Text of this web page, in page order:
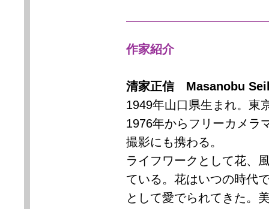
作家紹介
清家正信 Masanobu
1949年山口県生まれ。東
1976年からフリーカメラ
撮影にも携わる。
ライフワークとして花、
ている。花はいつの時代
として愛でられてきた。